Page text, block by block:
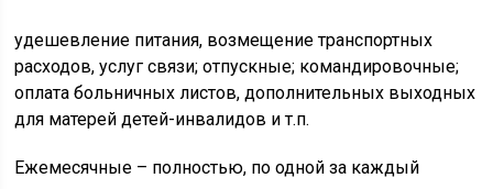
удешевление питания, возмещение транспортных
расходов, услуг связи; отпускные; командировочные;
оплата больничных листов, дополнительных выходных
для матерей детей-инвалидов и т.п.
Ежемесячные – полностью, по одной за каждый